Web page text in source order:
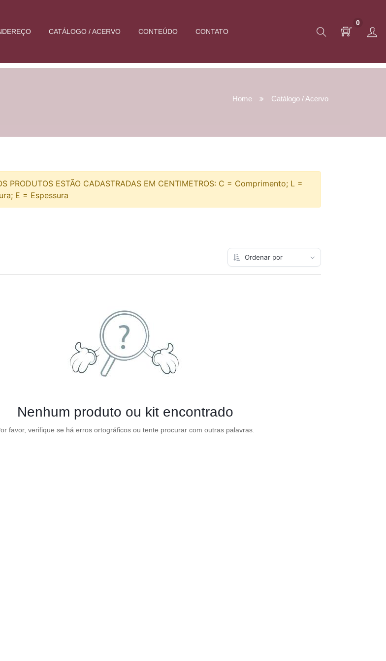
CATÁLOGO / ACERVO CONTEÚDO CONTATO
0
Home Catálogo / Acervo
PRODUTOS ESTÃO CADASTRADAS EM CENTIMETROS: C = Comprimento; L =
E = Espessura
Nenhum produto ou kit encontrado
favor, verifique se há erros ortográficos ou tente procurar com outras palavras.